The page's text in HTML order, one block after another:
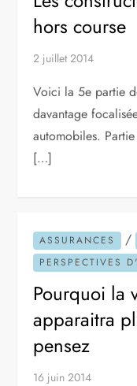
hors course
2 juillet 2014
Voici la 5e partie
davantage
automobiles.
[…]
ASSURANCES /
PERSPECTIVES
Pourquoi la
apparaitra
pensez
16 juin 2014